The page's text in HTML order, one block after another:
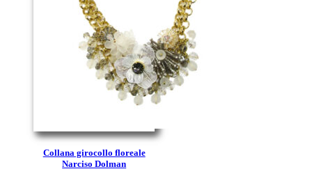
Collana girocollo floreale
Narciso Dolman